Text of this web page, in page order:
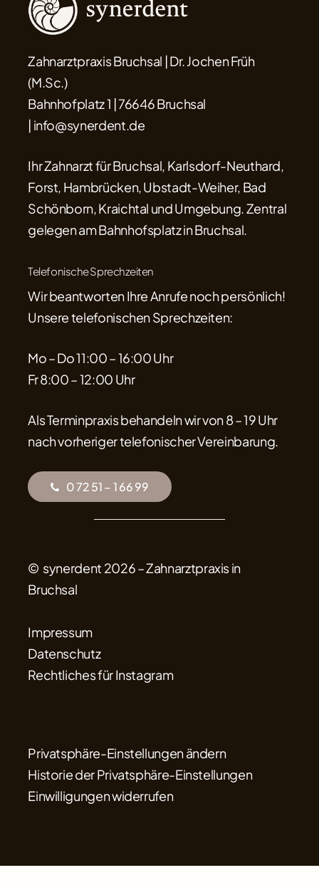
Zahnarztpraxis Bruchsal | Dr. Jochen Früh
(M.Sc.)
Bahnhofplatz 1 | 76646 Bruchsal
| info@synerdent.de
Ihr Zahnarzt für Bruchsal, Karlsdorf-Neuthard,
Forst, Hambrücken, Ubstadt-Weiher, Bad
Schönborn, Kraichtal und Umgebung. Zentral
gelegen am Bahnhofsplatz in Bruchsal.
Telefonische Sprechzeiten
Wir beantworten Ihre Anrufe noch persönlich!
Unsere telefonischen Sprechzeiten:
Mo – Do 11:00 – 16:00 Uhr
Fr 8:00 – 12:00 Uhr
Als Terminpraxis behandeln wir von 8 – 19 Uhr
nach vorheriger telefonischer Vereinbarung.
07251–16699
© synerdent 2026– Zahnarztpraxis in
Bruchsal
Impressum
Datenschutz
Rechtliches für Instagram
Privatsphäre-Einstellungen ändern
Historie der Privatsphäre-Einstellungen
Einwilligungen widerrufen